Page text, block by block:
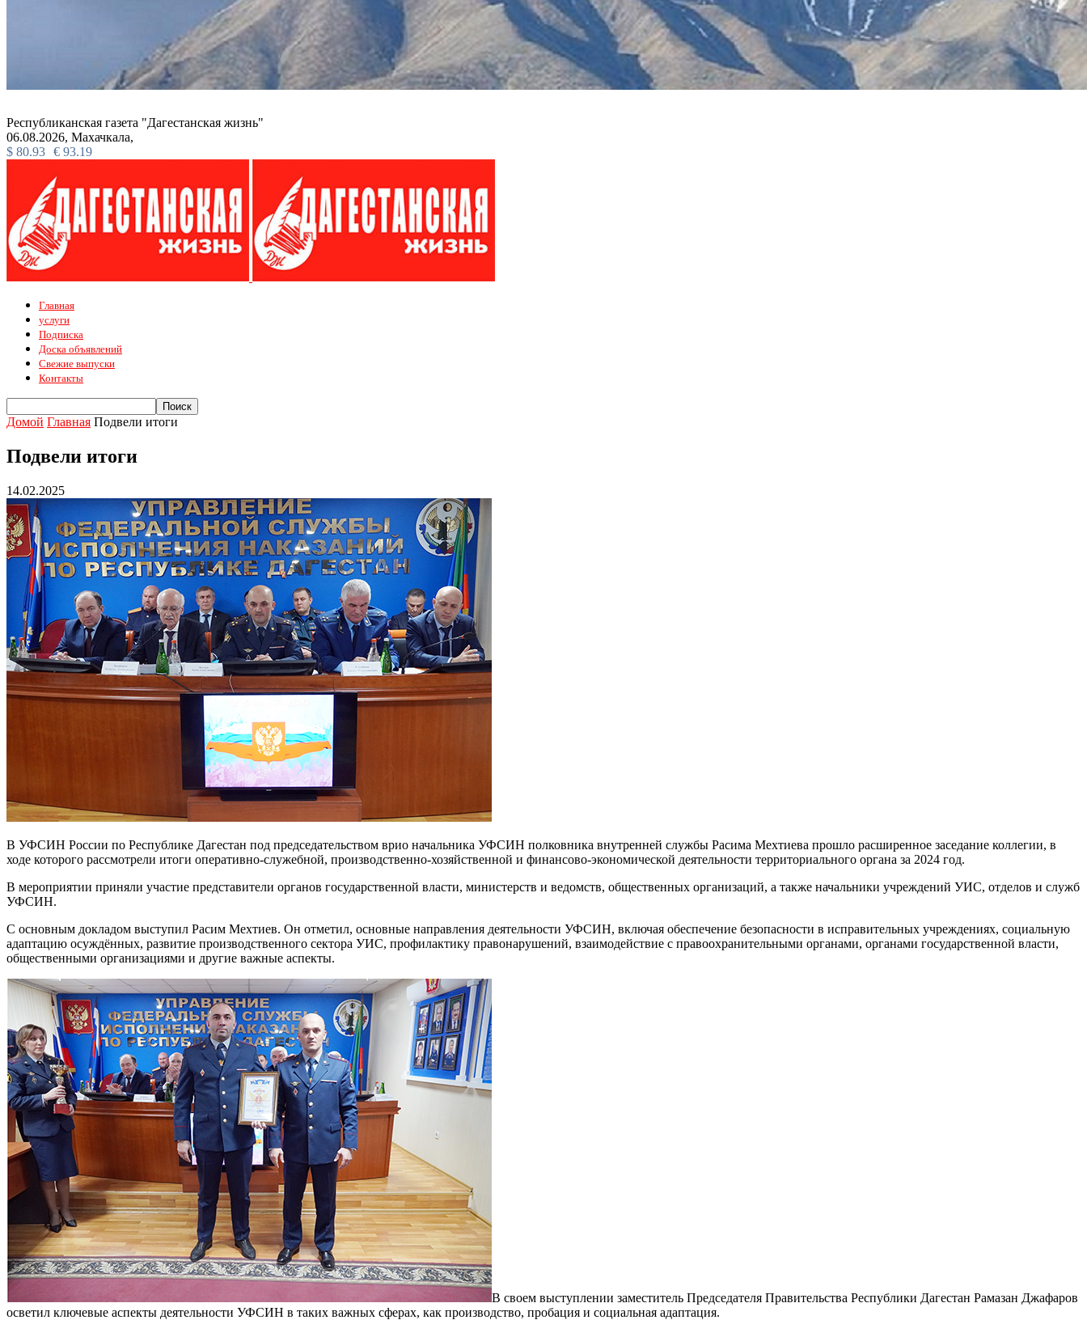
Республиканская газета "Дагестанская жизнь"
06.08.2026, Махачкала,
$ 80.93 € 93.19
Главная
услуги
Подписка
Доска объявлений
Свежие выпуски
Контакты
Домой Главная Подвели итоги
Подвели итоги
14.02.2025
В УФСИН России по Республике Дагестан под председательством врио начальника УФСИН полковника внутренней службы Расима Мехтиева прошло расширенное заседание коллегии, в
ходе которого рассмотрели итоги оперативно-служебной, производственно-хозяйственной и финансово-экономической деятельности территориального органа за 2024 год.
В мероприятии приняли участие представители органов государственной власти, министерств и ведомств, общественных организаций, а также начальники учреждений УИС, отделов и служб
УФСИН.
С основным докладом выступил Расим Мехтиев. Он отметил, основные направления деятельности УФСИН, включая обеспечение безопасности в исправительных учреждениях, социальную
адаптацию осуждённых, развитие производственного сектора УИС, профилактику правонарушений, взаимодействие с правоохранительными органами, органами государственной власти,
общественными организациями и другие важные аспекты.
В своем выступлении заместитель Председателя Правительства Республики Дагестан Рамазан Джафаров
осветил ключевые аспекты деятельности УФСИН в таких важных сферах, как производство, пробация и социальная адаптация.